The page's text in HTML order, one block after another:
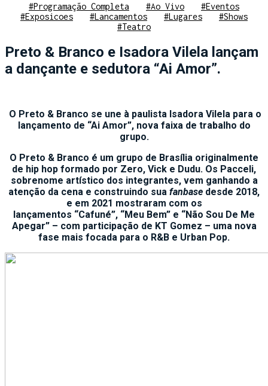
#Programação Completa #Ao Vivo
#Eventos
#Exposicoes
#Lancamentos #Lugares
#Shows
#Teatro
Preto & Branco e Isadora Vilela lançam
a dançante e sedutora “Ai Amor”.
O Preto & Branco se une à paulista Isadora Vilela para o
lançamento de “Ai Amor”, nova faixa de trabalho do
grupo.
O Preto & Branco é um grupo de Brasília originalmente
de hip hop formado por Zero, Vick e Dudu. Os Pacceli,
sobrenome artístico dos integrantes, vem ganhando a
atenção da cena e construindo sua fanbase desde 2018,
e em 2021 mostraram com os
lançamentos “Cafuné”, “Meu Bem” e “Não Sou De Me
Apegar” – com participação de KT Gomez – uma nova
fase mais focada para o R&B e Urban Pop.